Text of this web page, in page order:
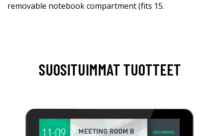
removable notebook compartment (fits 15.
SUOSITUIMMAT TUOTTEET